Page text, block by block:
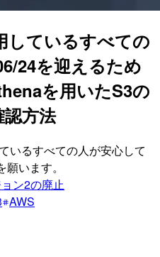
しているすべての
24を迎えるため
を用いたS3の
方法
いるすべての人が安心して
います。
ン2の廃止
AWS